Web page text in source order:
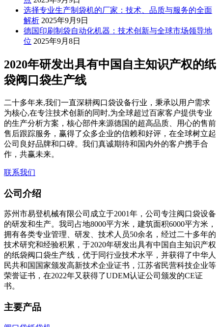
选择专业生产制袋机的厂家：技术、品质与服务的全面
解析 2025年9月9日
德国印刷制袋自动化机器：技术创新与全球市场领导地
位 2025年9月8日
2020年研发出具有中国自主知识产权的纸
袋阀口袋生产线
二十多年来,我们一直深耕阀口袋设备行业，秉承以用户需求
为核心,在专注技术创新的同时,为全球超过百家客户提供专业
的生产分析方案，核心部件来源德国的超高品质、用心的售前
售后跟踪服务，赢得了众多企业的信赖和好评，在全球树立起
公司良好品牌和口碑。我们真诚期待和国内外的客户携手合
作，共赢未来。
联系我们
公司介绍
苏州市易登机械有限公司成立于2001年，公司专注阀口袋设备
的研发和生产。我司占地8000平方米，建筑面积6000平方米，
拥有各类专业管理、研发、技术人员50余名，经过二十多年的
技术研究和经验积累，于2020年研发出具有中国自主知识产权
的纸袋阀口袋生产线，优于同行业技术水平，并获得了中华人
民共和国国家颁发高新技术企业证书，江苏省民营科技企业等
荣誉证书，在2022年又获得了UDEM认证公司颁发的CE证
书。
主要产品